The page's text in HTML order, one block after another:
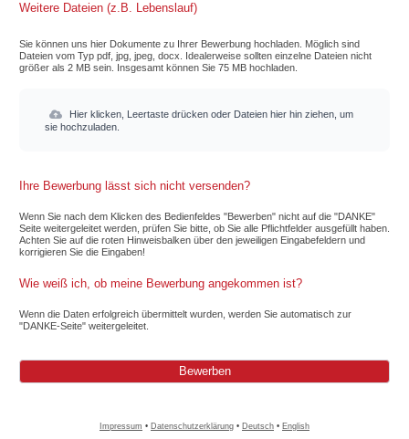
Weitere Dateien (z.B. Lebenslauf)
Sie können uns hier Dokumente zu Ihrer Bewerbung hochladen. Möglich sind
Dateien vom Typ pdf, jpg, jpeg, docx. Idealerweise sollten einzelne Dateien nicht
größer als 2 MB sein. Insgesamt können Sie 75 MB hochladen.
Hier klicken, Leertaste drücken oder Dateien hier hin ziehen, um
sie hochzuladen.
Ihre Bewerbung lässt sich nicht versenden?
Wenn Sie nach dem Klicken des Bedienfeldes "Bewerben" nicht auf die "DANKE"
Seite weitergeleitet werden, prüfen Sie bitte, ob Sie alle Pflichtfelder ausgefüllt haben.
Achten Sie auf die roten Hinweisbalken über den jeweiligen Eingabefeldern und
korrigieren Sie die Eingaben!
Wie weiß ich, ob meine Bewerbung angekommen ist?
Wenn die Daten erfolgreich übermittelt wurden, werden Sie automatisch zur
"DANKE-Seite" weitergeleitet.
Impressum • Datenschutzerklärung • Deutsch • English